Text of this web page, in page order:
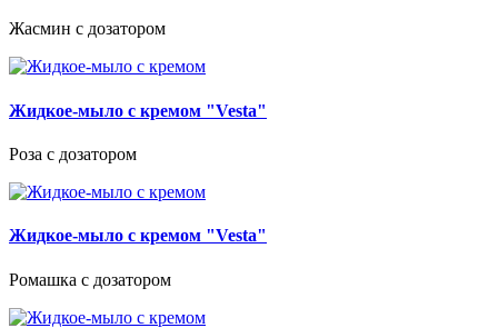
Жасмин с дозатором
Жидкое-мыло с кремом "Vesta"
Роза с дозатором
Жидкое-мыло с кремом "Vesta"
Ромашка с дозатором